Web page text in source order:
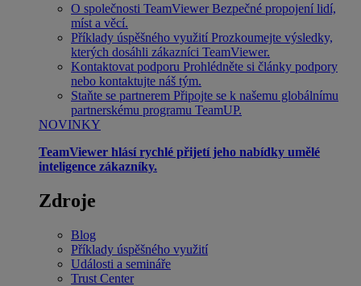
O společnosti TeamViewer Bezpečné propojení lidí,
míst a věcí.
Příklady úspěšného využití Prozkoumejte výsledky,
kterých dosáhli zákazníci TeamViewer.
Kontaktovat podporu Prohlédněte si články podpory
nebo kontaktujte náš tým.
Staňte se partnerem Připojte se k našemu globálnímu
partnerskému programu TeamUP.
NOVINKY
TeamViewer hlásí rychlé přijetí jeho nabídky umělé
inteligence zákazníky.
Zdroje
Blog
Příklady úspěšného využití
Události a semináře
Trust Center